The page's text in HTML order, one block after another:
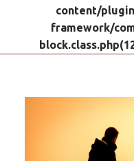
content/
framework/